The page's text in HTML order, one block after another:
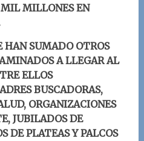
MILLONES EN
HAN SUMADO OTROS
A LLEGAR AL
ELLOS
BUSCADORAS,
ORGANIZACIONES
JUBILADOS DE
DE PLATEAS Y PALCOS